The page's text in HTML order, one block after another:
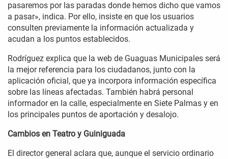
pasaremos por las paradas donde hemos dicho que vamos
a pasar», indica. Por ello, insiste en que los usuarios
consulten previamente la información actualizada y
acudan a los puntos establecidos.
Rodríguez explica que la web de Guaguas Municipales será
la mejor referencia para los ciudadanos, junto con la
aplicación oficial, que ya incorpora información específica
sobre las líneas afectadas. También habrá personal
informador en la calle, especialmente en Siete Palmas y en
los principales puntos de aportación y desalojo.
Cambios en Teatro y Guiniguada
El director general aclara que, aunque el servicio ordinario